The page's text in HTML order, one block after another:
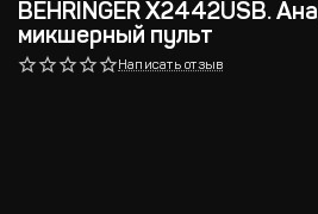
BEHRINGER X2442USB.
микшерный пульт
Написать отзыв